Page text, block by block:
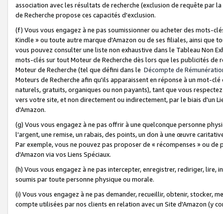
association avec les résultats de recherche (exclusion de requête
de Recherche propose ces capacités d'exclusion.
(f) Vous vous engagez à ne pas soumissionner ou acheter des mots-
Kindle » ou toute autre marque d'Amazon ou de ses filiales, ainsi que
vous pouvez consulter une liste non exhaustive dans le Tableau Non
mots-clés sur tout Moteur de Recherche dès lors que les publicités de
Moteur de Recherche (tel que défini dans le Décompte de
Moteurs de Recherche afin qu'ils apparaissent en réponse à un mot-
naturels, gratuits, organiques ou non payants), tant que vous
vers votre site, et non directement ou indirectement, par le biais d'un
d'Amazon.
(g) Vous vous engagez à ne pas offrir à une quelconque personne
l'argent, une remise, un rabais, des points, un don à une œuvre
Par exemple, vous ne pouvez pas proposer de « récompenses » ou
d'Amazon via vos Liens Spéciaux.
(h) Vous vous engagez à ne pas intercepter, enregistrer, rediriger,
soumis par toute personne physique ou morale.
(i) Vous vous engagez à ne pas demander, recueillir, obtenir, stocker,
compte utilisées par nos clients en relation avec un Site d'Amazon (y